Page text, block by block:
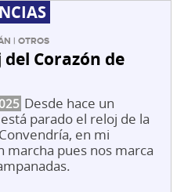
| OTROS
Corazón de
Desde hace un
parado el reloj de la
en mi
marcha pues nos marca